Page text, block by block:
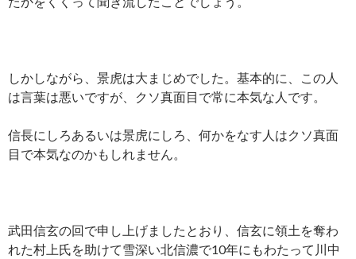
しかしながら、景虎は大まじめでした。基本的に、この人
は言葉は悪いですが、クソ真面目で常に本気な人です。
信長にしろあるいは景虎にしろ、何かをなす人はクソ真面
目で本気なのかもしれません。
武田信玄の回で申し上げましたとおり、信玄に領土を奪わ
れた村上氏を助けて雪深い北信濃で10年にもわたって川中